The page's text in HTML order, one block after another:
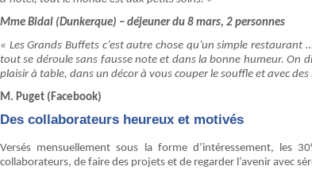
Mme Bidal (Dunkerque) – déjeuner du 8 mars, 2 personnes
« Les Grands Buffets c’est autre chose qu’un simple
tout se déroule sans fausse note et dans la bonne humeur. On
plaisir à table, dans un décor à vous couper le souffle et avec
M. Puget (Facebook)
Des collaborateurs heureux et motivés
Versés mensuellement sous la forme d’intéressement, les
collaborateurs, de faire des projets et de regarder l’avenir avec